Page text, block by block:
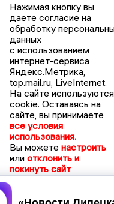
Нажимая кнопку вы
даете согласие на
обработку
данных
с использованием
интернет-сервиса
Яндекс.Метрика,
top.mail.ru, LiveInternet.
На сайте используются
cookie. Оставаясь на
сайте, вы принимаете
все условия
использования.
Вы можете настроить
или отклонить и
покинуть сайт
Принять